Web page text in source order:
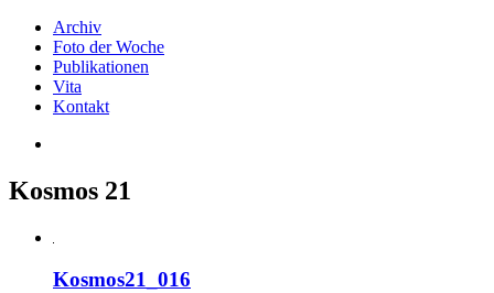
Archiv
Foto der Woche
Publikationen
Vita
Kontakt
Kosmos 21
Kosmos21_016